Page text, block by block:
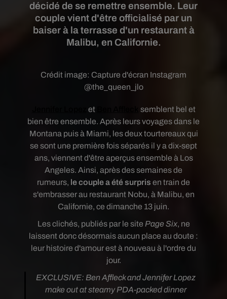
décidé de se remettre ensemble. Leur
couple vient d'être officialisé par un
baiser à la terrasse d'un restaurant à
Malibu, en Californie.
Crédit image: Capture d'écran Instagram
@the_queen_jlo
et
semblent bel et
bien être ensemble. Après leurs voyagesdans le
Montana puis à Miami, les deux tourtereaux qui
se sont une première fois séparés il y a dix-sept
ans, viennent d'être aperçus ensemble à Los
Angeles. Ainsi, après des semaines de
rumeurs, le couple a été surpris en train de
s'embrasser au restaurant Nobu, à Malibu, en
Californie, ce dimanche 13 juin.
Les clichés, publiés par le site Page Six, ne
laissent donc désormais aucun place au doute :
leur histoire d'amour est à nouveau à l'ordre du
jour.
EXCLUSIVE: Ben Affleck and Jennifer Lopez
make out at steamy PDA-packed dinner